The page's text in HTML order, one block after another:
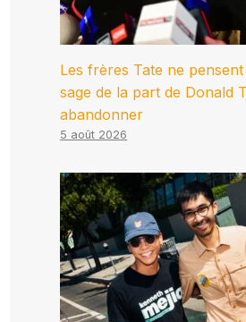
Les frères Tate ne pensent
sage de la part de Donald
abandonner
5 août 2026